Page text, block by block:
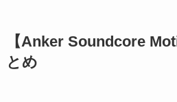
【Anker Soundcore
とめ